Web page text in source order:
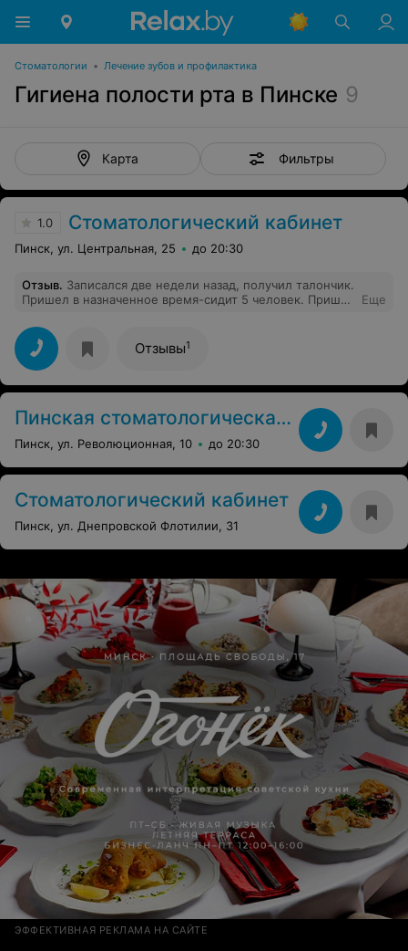
Стоматологии • Лечение зубов и профилактика
Гигиена полости рта в Пинске 9
Карта Фильтры
1.0 Стоматологический кабинет
Пинск, ул. Центральная, 25 до 20:30
Отзыв. Записался две недели назад, получил талончик.
Пришел в назначенное время-сидит 5 человек. Пришла
уже моё. Она говорит, подождите мы ещё перед Вами
примем одного человека он на консультацию пришёл.
Хотя стоматолог ещё не закончил с предыдущим
пациентом. А каком сервисе может идти речь и зачем
нужна запись вообще, если её никто не соблюдает.
Еще
Отзывы1
Пинская стоматологическая поликлиника
Пинск, ул. Революционная, 10 до 20:30
Стоматологический кабинет
Пинск, ул. Днепровской Флотилии, 31
ЭФФЕКТИВНАЯ РЕКЛАМА НА САЙТЕ